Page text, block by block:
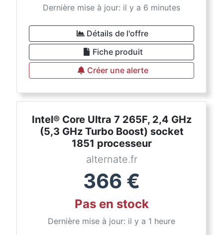
Dernière mise à jour: il y a 6 minutes
Détails de l'offre
Fiche produit
Créer une alerte
Intel® Core Ultra 7 265F, 2,4 GHz
(5,3 GHz Turbo Boost) socket
1851 processeur
alternate.fr
366 €
Pas en stock
Dernière mise à jour: il y a 1 heure